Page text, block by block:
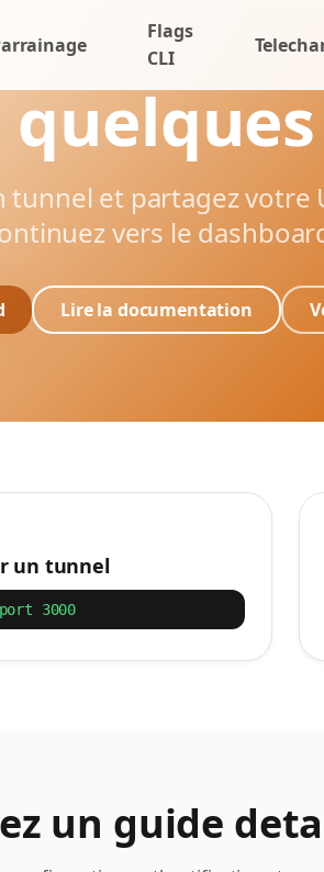
Flags
CLI
tunnel et partagez votre
vers le
Lire la documentation
un tunnel
3000
un guide